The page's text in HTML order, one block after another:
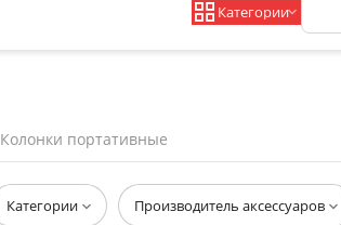
Категории
Колонки портативные
Категории Производитель аксессуаров